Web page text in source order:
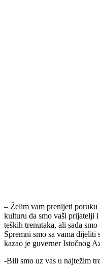
– Želim vam prenijeti
kulturu da smo vaši prijatelji i
Spremni smo sa vama dijeliti